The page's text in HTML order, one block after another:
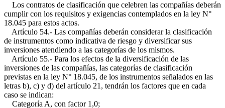
Los contratos de clasificación que celebren las compañías deberán
cumplir con los requisitos y exigencias contemplados en la ley N°
18.045 para estos actos.
Artículo 54.- Las compañías deberán considerar la clasificación
de instrumentos como indicativa de riesgo y diversificar sus
inversiones atendiendo a las categorías de los mismos.
Artículo 55.- Para los efectos de la diversificación de las
inversiones de las compañías, las categorías de clasificación
previstas en la ley N° 18.045, de los instrumentos señalados en las
letras b), c) y d) del artículo 21, tendrán los factores que en cada
caso se indican:
Categoría A, con factor 1,0;